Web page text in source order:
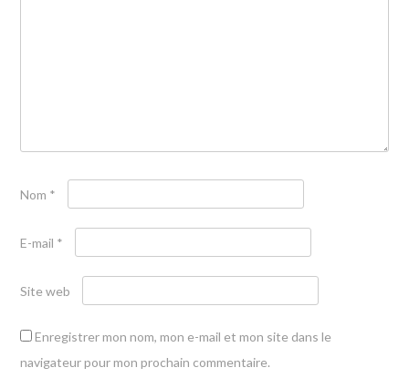
Nom *
E-mail *
Site web
Enregistrer mon nom, mon e-mail et mon site dans le
navigateur pour mon prochain commentaire.